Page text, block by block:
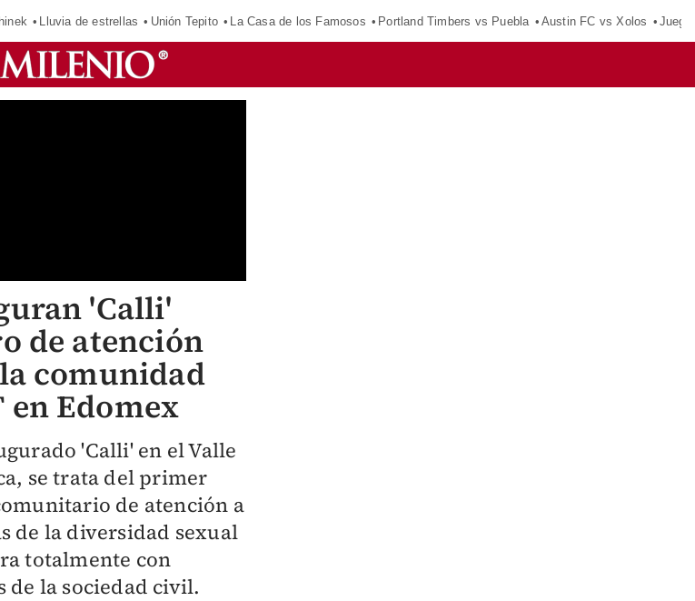
Lluvia de estrellas Unión Tepito La Casa de los Famosos Portland Timbers vs Puebla Austin FC vs Xolos
'Calli'
de atención
comunidad
en Edomex
'Calli' en el Valle
se trata del primer
de atención a
de la diversidad sexual
totalmente con
de la sociedad civil.